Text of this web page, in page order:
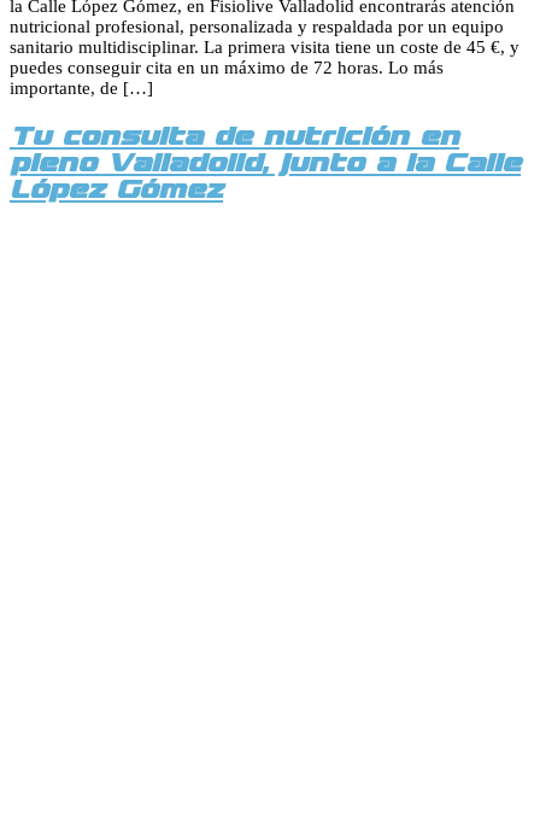
la Calle López Gómez, en Fisiolive Valladolid encontrarás atención
nutricional profesional, personalizada y respaldada por un equipo
sanitario multidisciplinar. La primera visita tiene un coste de 45 €, y
puedes conseguir cita en un máximo de 72 horas. Lo más
importante, de […]
Tu consulta de nutrición en
pleno Valladolid, junto a la Calle
López Gómez